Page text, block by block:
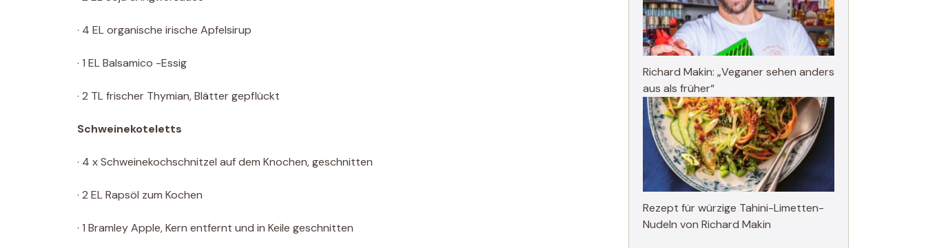
· 4 EL organische irische Apfelsirup
· 1 EL Balsamico -Essig
· 2 TL frischer Thymian, Blätter gepflückt
Schweinekoteletts
· 4 x Schweinekochschnitzel auf dem Knochen, geschnitten
· 2 EL Rapsöl zum Kochen
· 1 Bramley Apple, Kern entfernt und in Keile geschnitten
Richard Makin: „Veganer sehen anders
aus als früher“
Rezept für würzige Tahini-Limetten-
Nudeln von Richard Makin